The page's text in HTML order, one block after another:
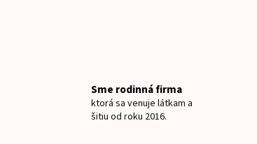
Sme rodinná firma
ktorá sa venuje látkam a
šitiu od roku 2016.